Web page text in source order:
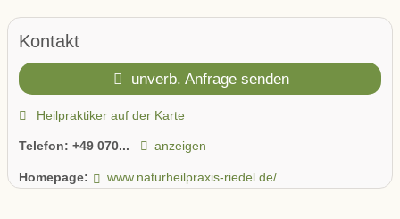
Kontakt
unverb. Anfrage senden
Heilpraktiker auf der Karte
Telefon: +49 070... anzeigen
Homepage: www.naturheilpraxis-riedel.de/